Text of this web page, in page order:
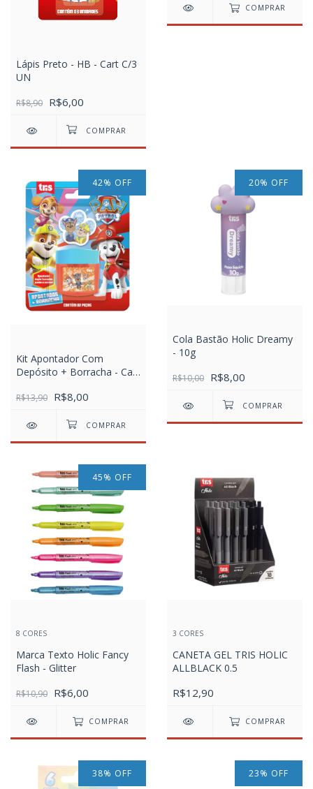
Lápis Preto - HB - Cart C/3
UN
R$8,90 R$6,00
COMPRAR
42% OFF
Kit Apontador Com
Depósito + Borracha - Cart
R$13,90 R$8,00
20% OFF
Cola Bastão Holic Dreamy
- 10g
R$10,00 R$8,00
45% OFF
8 CORES
Marca Texto Holic Fancy
Flash - Glitter
R$10,90 R$6,00
COMPRAR
3 CORES
CANETA GEL TRIS HOLIC
ALLBLACK 0.5
R$12,90
COMPRAR
38% OFF 23% OFF